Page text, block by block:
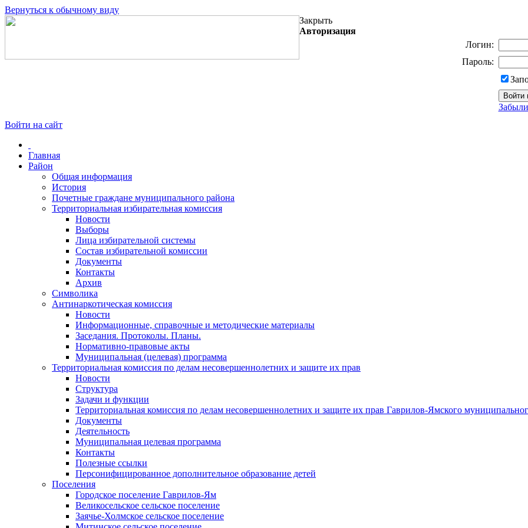
Вернуться к обычному виду
Закрыть
Авторизация
Логин:
Пароль:
Войти на сайт
Главная
Район
Общая информация
История
Почетные граждане муниципального района
Территориальная избирательная комиссия
Новости
Выборы
Лица избирательной системы
Состав избирательной комиссии
Документы
Контакты
Архив
Символика
Антинаркотическая комиссия
Новости
Информационные, справочные и методические материалы
Заседания. Протоколы. Планы.
Нормативно-правовые акты
Муниципальная (целевая) программа
Территориальная комиссия по делам несовершеннолетних и защите их прав
Новости
Структура
Задачи и функции
Территориальная комиссия по делам несовершеннолетних и защите их прав Гаврилов-Ямского
Документы
Деятельность
Муниципальная целевая программа
Контакты
Полезные ссылки
Персонифицированное дополнительное образование детей
Поселения
Городское поселение Гаврилов-Ям
Великосельское сельское поселение
Заячье-Холмское сельское поселение